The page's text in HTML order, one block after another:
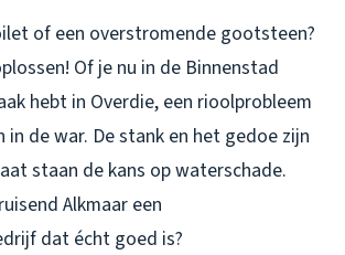
of een overstromende gootsteen?
Of je nu in de Binnenstad
hebt in Overdie, een rioolprobleem
in de war. De stank en het gedoe zijn
staan de kans op waterschade.
Alkmaar een
dat écht goed is?